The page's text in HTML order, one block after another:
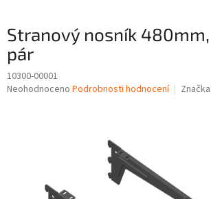
Stranový nosník 480mm,
pár
10300-00001
Průměrné
Neohodnoceno Podrobnosti hodnocení Značka: